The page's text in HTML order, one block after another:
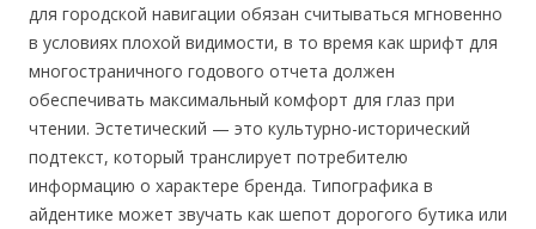
для городской навигации обязан считываться мгновенно
в условиях плохой видимости, в то время как шрифт для
многостраничного годового отчета должен
обеспечивать максимальный комфорт для глаз при
чтении. Эстетический — это культурно-исторический
подтекст, который транслирует потребителю
информацию о характере бренда. Типографика в
айдентике может звучать как шепот дорогого бутика или